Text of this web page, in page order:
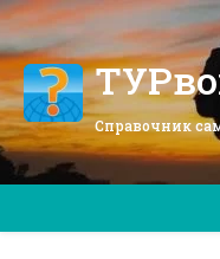
Перейти
к
содержимому
Справочник